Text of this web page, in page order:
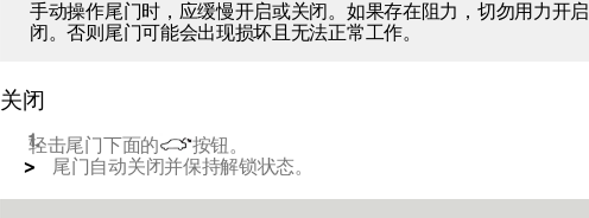
手动操作尾门时，应缓慢开启或关闭。如果存在阻力，切勿用力开
闭。否则尾门可能会出现损坏且无法正常工作。
关闭
轻击尾门下面的
按钮。
尾门自动关闭并保持解锁状态。